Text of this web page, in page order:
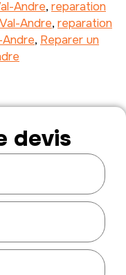
Andre, reparation
Andre, reparation
, Reparer un
devis